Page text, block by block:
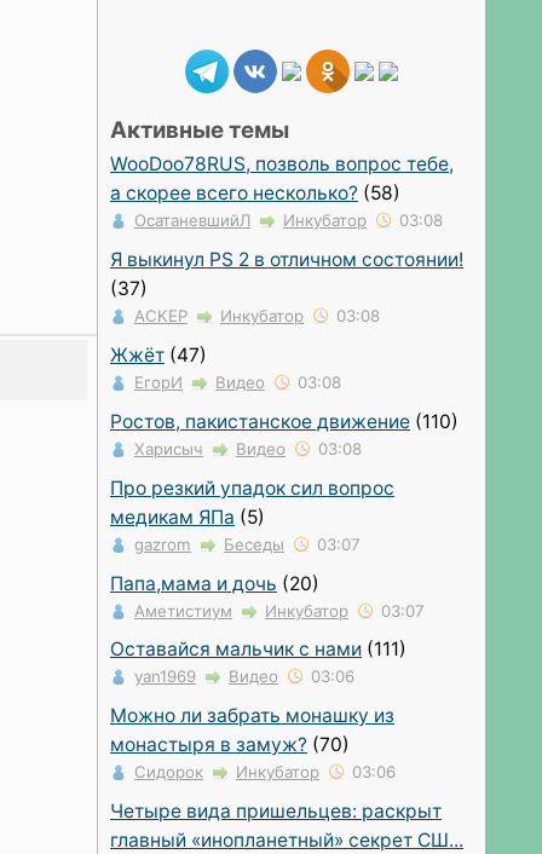
Активные темы
WooDoo78RUS, позволь вопрос тебе,
а скорее всего несколько? (58)
ОсатаневшийЛ Инкубатор 03:08
Я выкинул PS 2 в отличном состоянии!
(37)
ACKEP Инкубатор 03:08
Жжёт (47)
ЕгорИ Видео 03:08
Ростов, пакистанское движение (110)
Харисыч Видео 03:08
Про резкий упадок сил вопрос
медикам ЯПа (5)
gazrom Беседы 03:07
Папа,мама и дочь (20)
Аметистиум Инкубатор 03:07
Оставайся мальчик с нами (111)
yan1969 Видео 03:06
Можно ли забрать монашку из
монастыря в замуж? (70)
Сидорок Инкубатор 03:06
Четыре вида пришельцев: раскрыт
главный «инопланетный» секрет СШ...